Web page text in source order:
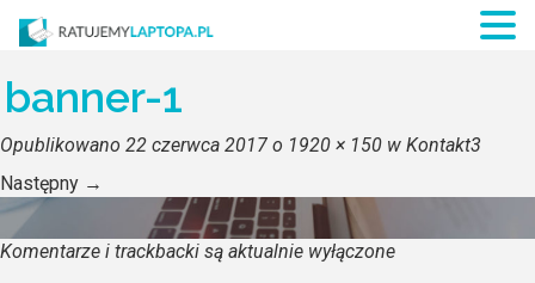
banner-1
Opublikowano 22 czerwca 2017 o 1920 × 150 w Kontakt3
Następny →
Komentarze i trackbacki są aktualnie wyłączone